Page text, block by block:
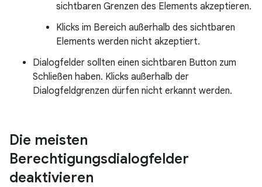
sichtbaren Grenzen des Elements akzeptieren.
Klicks im Bereich außerhalb des sichtbaren
Elements werden nicht akzeptiert.
Dialogfelder sollten einen sichtbaren Button zum
Schließen haben. Klicks außerhalb der
Dialogfeldgrenzen dürfen nicht erkannt werden.
Die meisten
Berechtigungsdialogfelder
deaktivieren